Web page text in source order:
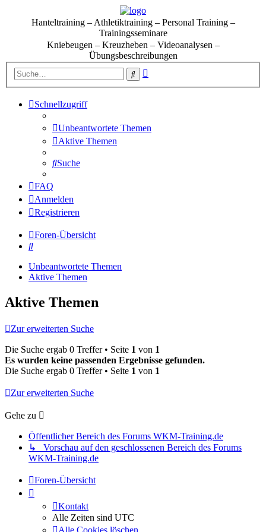
Hanteltraining – Athletiktraining – Personal Training –
Trainingsseminare
Kniebeugen – Kreuzheben – Videoanalysen –
Übungsbeschreibungen
Suche
Schnellzugriff
Unbeantwortete Themen
Aktive Themen
Suche
FAQ
Anmelden
Registrieren
Foren-Übersicht
Suche
Unbeantwortete Themen
Aktive Themen
Aktive Themen
Zur erweiterten Suche
Die Suche ergab 0 Treffer • Seite 1 von 1
Es wurden keine passenden Ergebnisse gefunden.
Die Suche ergab 0 Treffer • Seite 1 von 1
Zur erweiterten Suche
Gehe zu
Öffentlicher Bereich des Forums WKM-Training.de
↳ Vorschau auf den geschlossenen Bereich des Forums
WKM-Training.de
Foren-Übersicht
Kontakt
Alle Zeiten sind UTC